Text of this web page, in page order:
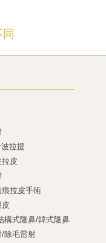
拉提
皮
痕拉皮手術
構式隆鼻/韓式隆鼻
除毛雷射